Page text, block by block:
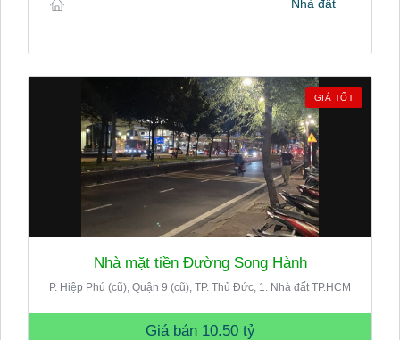
Nhà đất
GIÁ TỐT
Nhà mặt tiền Đường Song Hành
P. Hiệp Phú (cũ), Quận 9 (cũ), TP. Thủ Đức, 1. Nhà đất TP.HCM
Giá bán 10.50 tỷ